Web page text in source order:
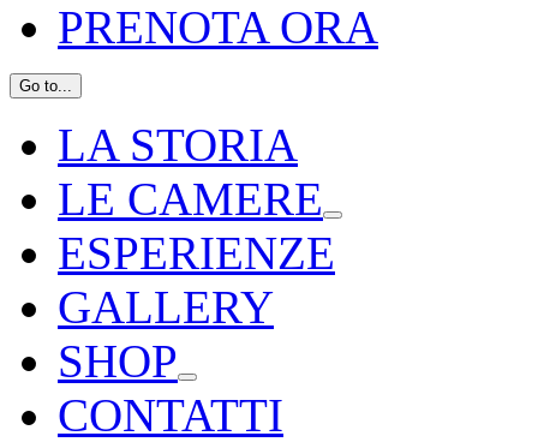
PRENOTA ORA
Go to...
LA STORIA
LE CAMERE
ESPERIENZE
GALLERY
SHOP
CONTATTI